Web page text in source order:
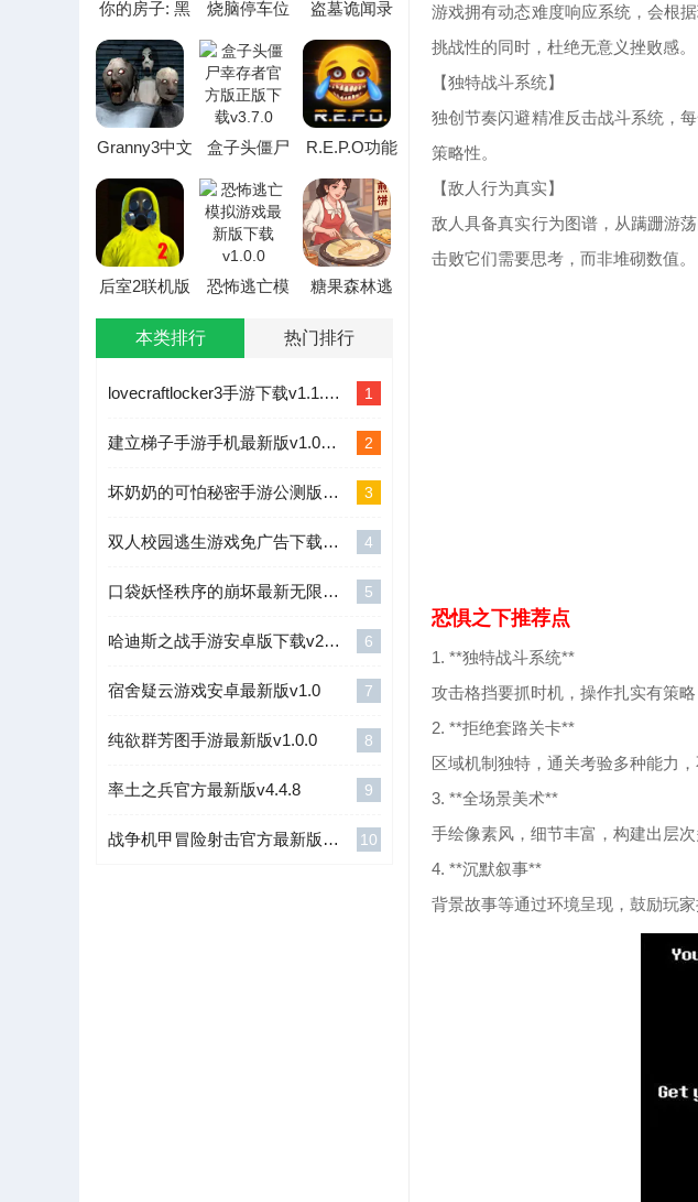
你的房子: 黑
版2026最新
版本
烧脑停车位
本
盗墓诡闻录
Granny3中文
版
盒子头僵尸
版正版下载
R.E.P.O功能
(合作恐怖游
戏)
后室2联机版
新手机版
恐怖逃亡模
糖果森林逃
本类排行
热门排行
1
lovecraftlocker3手游下载v1.1.83
2
建立梯子手游手机最新版v1.0下载v1.0
3
坏奶奶的可怕秘密手游公测版下载v1.2
4
双人校园逃生游戏免广告下载v1.0.0
5
口袋妖怪秩序的崩坏最新无限内购版v2.0下载v2.0
6
哈迪斯之战手游安卓版下载v2020.9.16
7
宿舍疑云游戏安卓最新版v1.0
8
纯欲群芳图手游最新版v1.0.0
9
率土之兵官方最新版v4.4.8
10
战争机甲冒险射击官方最新版下载v4.7.15
游戏拥有动态难度响应系统，会根
挑战性的同时，杜绝无意义挫败感。
【独特战斗系统】
独创节奏闪避精准反击战斗系统，
策略性。
【敌人行为真实】
敌人具备真实行为图谱，从蹒跚游
击败它们需要思考，而非堆砌数值。
恐惧之下推荐点
1. **独特战斗系统**
攻击格挡要抓时机，操作扎实有策略
2. **拒绝套路关卡**
区域机制独特，通关考验多种能力，
3. **全场景美术**
手绘像素风，细节丰富，构建出层次
4. **沉默叙事**
背景故事等通过环境呈现，鼓励玩家